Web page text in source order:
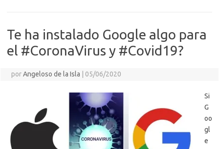
i
r
Te ha instalado Google algo para
el #CoronaVirus y #Covid19?
porAngeloso de la Isla 05/06/2020
Si
G
oo
gl
e